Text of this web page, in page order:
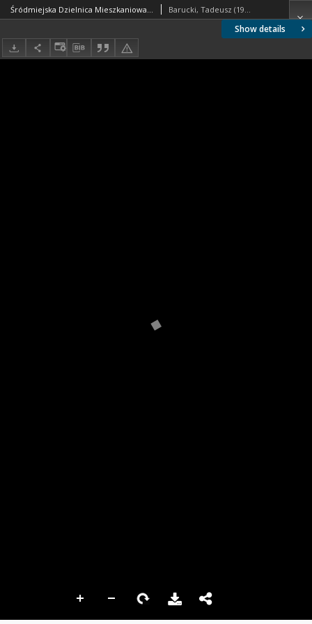
Show details
Śródmiejska Dzielnica Mieszkaniowa, fragment zabudowy, Szczecin Barucki, Tadeusz (1922- ). Fotograf